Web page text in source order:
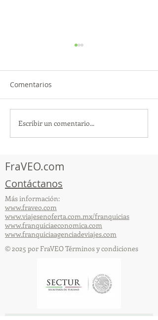
TourTravelynByFraveo
participó en la
Comentarios
Escribir un comentario...
FraVEO.com
Contáctanos
Más información:
www.fraveo.com
www.viajesenoferta.com.mx/franquicias
www.franquiciaeconomica.com
www.franquiciaagenciadeviajes.com
© 2025 por FraVEO Términos y condiciones